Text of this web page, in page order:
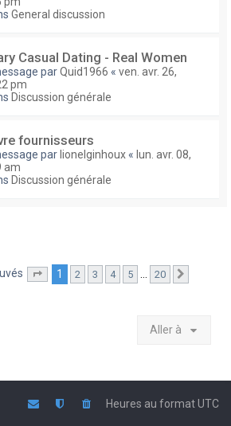
General discussion
Сasual Dating - Real Women
parQuid1966 « ven. avr. 26,
pm
Discussion générale
fournisseurs
par lionelginhoux « lun. avr. 08,
am
Discussion générale
Page sur20
1 2 3 4 5 … 20
Aller à
Heures au formatUTC